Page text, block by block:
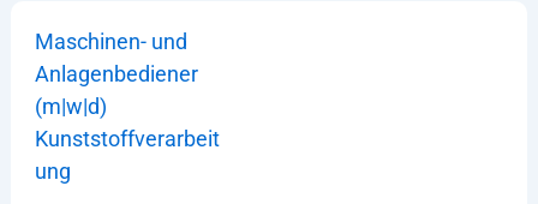
Maschinen- und
Anlagenbediener
(m|w|d)
Kunststoffverarbeit
ung